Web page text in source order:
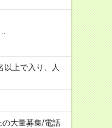
上で入り、人
の大量募集/電話